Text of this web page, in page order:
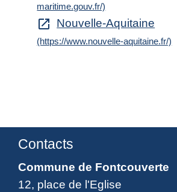
maritime.gouv.fr/)
open_in_new Nouvelle-Aquitaine
(https://www.nouvelle-aquitaine.fr/)
Contacts
Commune de Fontcouverte
12, place de l'Eglise